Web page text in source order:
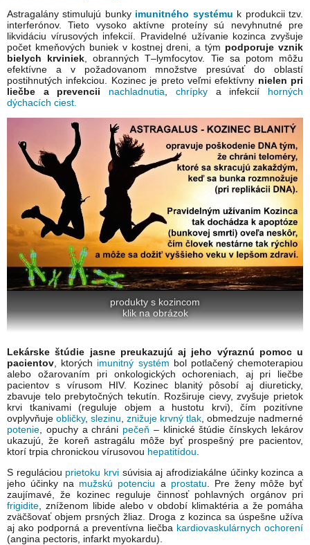
Astragalány stimulujú bunky imunitného systému k produkcii tzv.
interferónov. Tieto vysoko aktívne proteíny sú nevyhnutné pre
likvidáciu vírusových infekcií. Pravidelné užívanie kozinca zvyšuje
počet kmeňových buniek v kostnej dreni, a tým podporuje vznik
bielych krviniek , obranných T–lymfocytov. Tie sa potom môžu
efektívne a v požadovanom množstve presúvať do oblastí
postihnutých infekciou. Kozinec je preto veľmi efektívny nielen pri
liečbe a prevencii
nachladnutia chrípkya infekcií horných
dýchacích ciest.
produkty s kozincom
klik na obrázok
Lekárske štúdie jasne preukazujú aj jeho výraznú pomoc u
pacientov , ktorých imunitný systém bol potlačený chemoterapiou
alebo ožarovaním pri onkologických ochoreniach, aj pri liečbe
pacientov s vírusom HIV. Kozinec blanitý pôsobí aj diureticky,
zbavuje telo prebytočných tekutín. Rozširuje cievy, zvyšuje prietok
krvi tkanivami (reguluje objem a hustotu krvi), čím pozitívne
ovplyvňuje obličky, slezinu znižuje krvný tlak , obmedzuje nadmerné
potenie , opuchy a chráni pečeň – klinické štúdie čínskych lekárov
ukazujú, že koreň astragálu môže byť prospešný pre pacientov,
ktorí trpia chronickou vírusovou hepatitídou
S reguláciou prietoku krvi súvisia aj afrodiziakálne účinky kozinca a
jeho účinky na mužskú potenciu a prostatu . Pre ženy môže byť
zaujímavé, že kozinec reguluje činnosť pohlavných orgánov pri
frigidite , zníženom libide alebo v období klimaktéria a že pomáha
zväčšovať objem prsných žliaz. Droga z kozinca sa úspešne užíva
aj ako podporná a preventívna liečba kardiovaskulárnych ochorení
(angina pectoris, infarkt myokardu).